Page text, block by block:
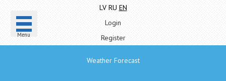
Menu
LV RU EN
Login
Register
Weather Forecast